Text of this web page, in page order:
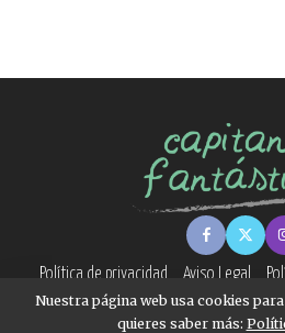
Política de privacidad Aviso Legal
Nuestra página web usa cookies
quieres saber más: